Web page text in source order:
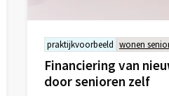
praktijkvoorbeeld wonen
Financiering van
door senioren zelf